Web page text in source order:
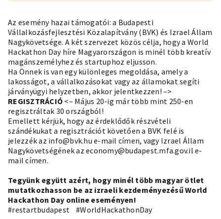
Az esemény hazai támogatói: a Budapesti
Vállalkozásfejlesztési Közalapítvány (BVK) és Izrael Állam
Nagykövetsége. A két szervezet közös célja, hogy a World
Hackathon Day híre Magyarországon is minél több kreatív
magánszemélyhez és startuphoz eljusson.
Ha Önnek is van egy különleges megoldása, amely a
lakosságot, a vállalkozásokat vagy az államokat segíti
járványügyi helyzetben, akkor jelentkezzen! –>
REGISZTRÁCIÓ <– Május 20-ig már több mint 250-en
regisztráltak 30 országból!
Emellett kérjük, hogy az érdeklődők részvételi
szándékukat a regisztrációt követően a BVK felé is
jelezzék az info@bvk.hu e-mail címen, vagy Izrael Állam
Nagykövetségének az economy@budapest.mfa.gov.il e-
mail címen.
Tegyünk együtt azért, hogy minél több magyar ötlet
mutatkozhasson be az izraeli kezdeményezésű World
Hackathon Day online eseményen!
#restartbudapest
#WorldHackathonDay